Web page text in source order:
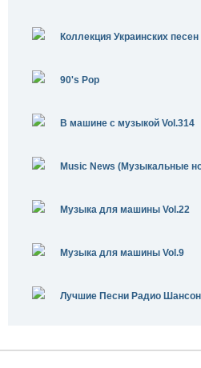
Коллекция Украинских песен
90's Pop
В машине с музыкой Vol.314
Music News (Музыкальные
Музыка для машины Vol.22
Музыка для машины Vol.9
Лучшие Песни Радио Шансон